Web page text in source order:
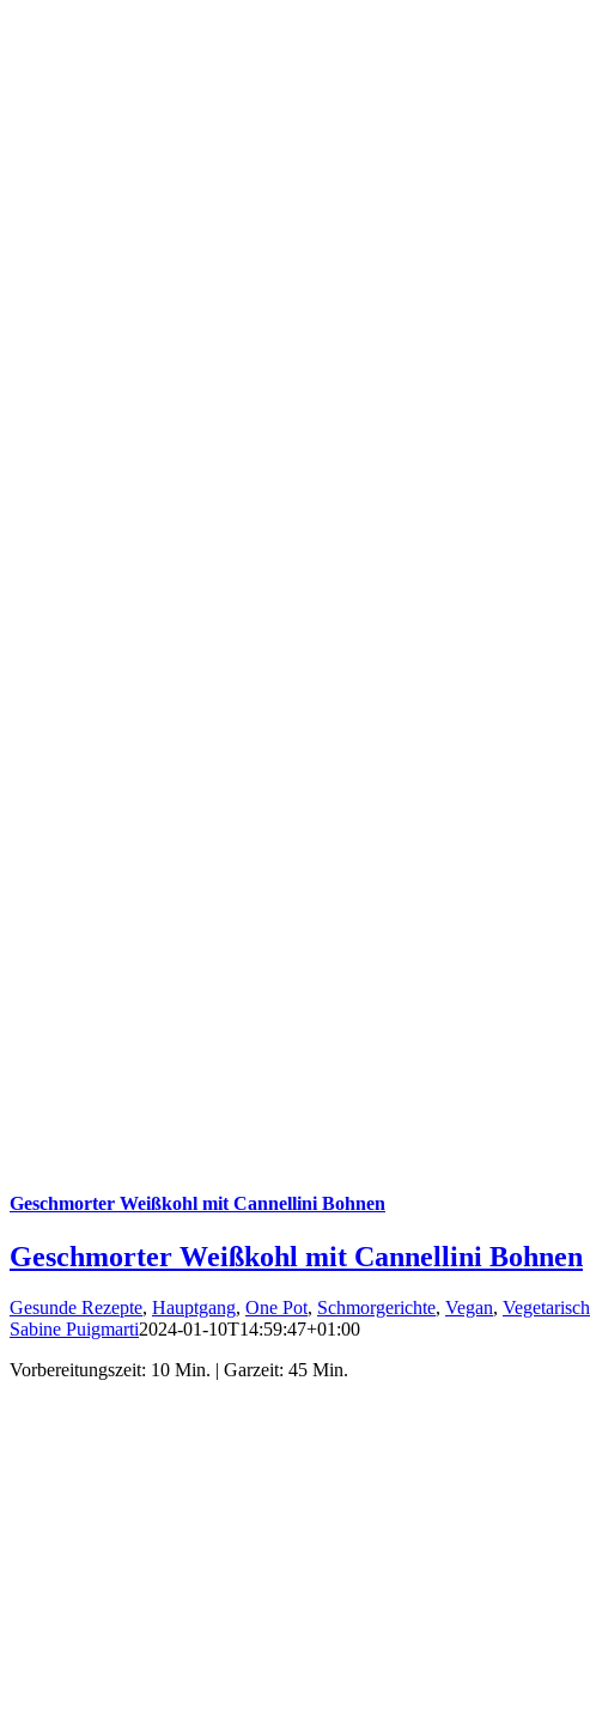
Geschmorter Weißkohl mit Cannellini Bohnen
Geschmorter Weißkohl mit Cannellini Bohnen
Gesunde Rezepte, Hauptgang, One Pot, Schmorgerichte, Vegan, Vegetarisch
Sabine Puigmarti2024-01-10T14:59:47+01:00
Vorbereitungszeit: 10 Min. | Garzeit: 45 Min.